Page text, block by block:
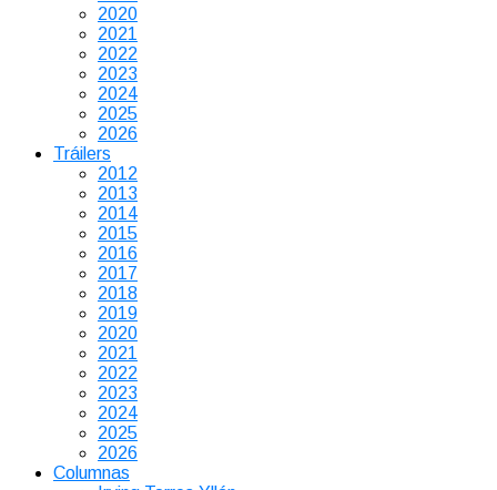
2020
2021
2022
2023
2024
2025
2026
Tráilers
2012
2013
2014
2015
2016
2017
2018
2019
2020
2021
2022
2023
2024
2025
2026
Columnas